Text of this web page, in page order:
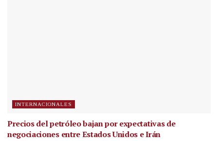
INTERNACIONALES
Precios del petróleo bajan por expectativas de
negociaciones entre Estados Unidos e Irán